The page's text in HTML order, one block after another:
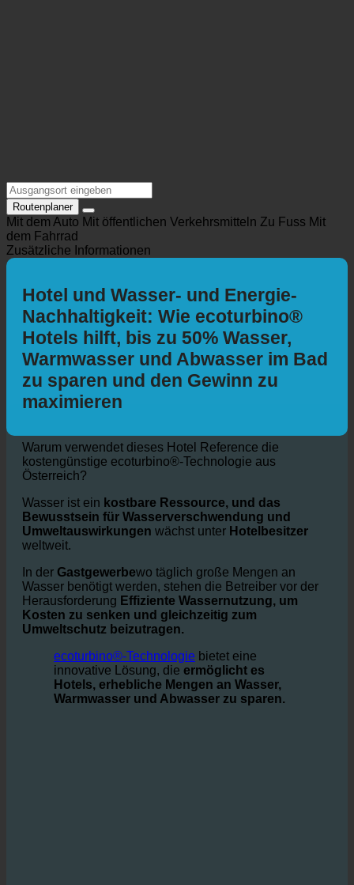
Routenplaner
Mit dem Auto Mit öffentlichen Verkehrsmitteln Zu Fuss Mit
Zusätzliche Informationen
Hotel und Wasser- und Energie-
Nachhaltigkeit: Wie ecoturbino®
Hotels hilft, bis zu 50% Wasser,
Warmwasser und Abwasser im Bad
maximieren
Warum verwendet dieses Hotel Reference die
kostengünstige ecoturbino®-Technologie aus
Österreich?
Wasser ist ein kostbare Ressource, und das
Bewusstsein für Wasserverschwendung und
Umweltauswirkungen wächst unter Hotelbesitzer
weltweit.
In derGastgewerbewo täglich große Mengen an
Wasser benötigt werden, stehen die Betreiber vor der
HerausforderungEffiziente Wassernutzung, um
Kosten zu senken und gleichzeitig zum
Umweltschutz beizutragen.
ecoturbino®-Technologiebietet eine
innovative Lösung, dieermöglicht es